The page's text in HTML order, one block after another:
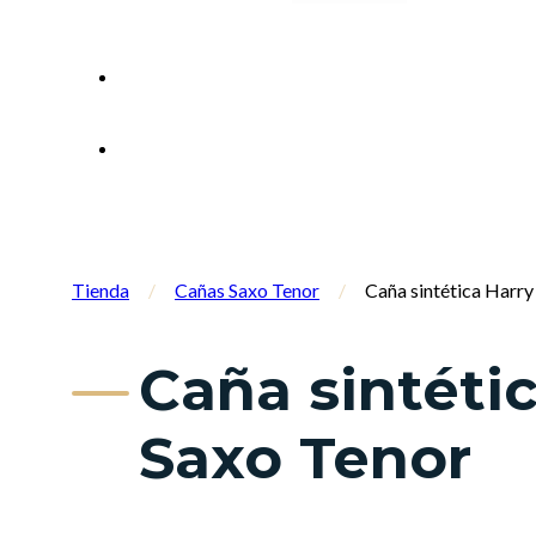
Tienda / Cañas Saxo Tenor / Caña sintética Harry
Caña
Saxo Tenor